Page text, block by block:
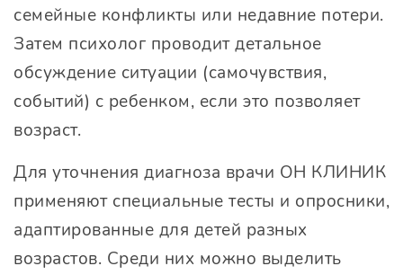
семейные конфликты или недавние потери.
Затем психолог проводит детальное
обсуждение ситуации (самочувствия,
событий) с ребенком, если это позволяет
возраст.
Для уточнения диагноза врачи ОН КЛИНИК
применяют специальные тесты и опросники,
адаптированные для детей разных
возрастов. Среди них можно выделить